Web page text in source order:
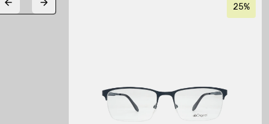
25% 25%
Previous slide
Next slide